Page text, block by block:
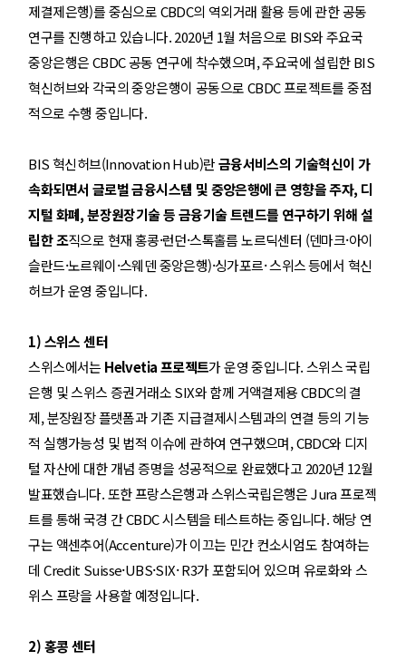
제결제은행)를 중심으로 CBDC의 역외거래 활용 등에 관한 공동
연구를 진행하고 있습니다. 2020년 1월 처음으로 BIS와 주요국
중앙은행은 CBDC 공동 연구에 착수했으며, 주요국에 설립한 BIS
혁신허브와 각국의 중앙은행이 공동으로 CBDC 프로젝트를 중점
적으로 수행 중입니다.
BIS 혁신허브(Innovation Hub)란금융서비스의 기술혁신이 가
속화되면서 글로벌 금융시스템 및 중앙은행에 큰 영향을 주자, 디
지털 화폐, 분장원장기술 등 금융기술 트렌드를 연구하기 위해 설
립한 조직으로 현재 홍콩·런던·스톡홀름 노르딕센터 (덴마크·아이
슬란드·노르웨이·스웨덴 중앙은행)·싱가포르·스위스등에서 혁신
허브가 운영 중입니다.
1) 스위스 센터
스위스에서는 Helvetia 프로젝트가 운영 중입니다. 스위스 국립
은행 및 스위스 증권거래소 SIX와 함께 거액결제용 CBDC의 결
제, 분장원장 플랫폼과 기존 지급결제시스템과의 연결 등의 기능
적 실행가능성 및 법적 이슈에 관하여 연구했으며, CBDC와 디지
털 자산에 대한 개념 증명을 성공적으로 완료했다고 2020년 12월
발표했습니다. 또한 프랑스은행과 스위스국립은행은 Jura 프로젝
트를 통해 국경 간 CBDC 시스템을 테스트하는 중입니다. 해당 연
구는 액센추어(Accenture)가 이끄는 민간 컨소시엄도 참여하는
데 Credit Suisse·UBS·SIX·R3가 포함되어 있으며 유로화와 스
위스 프랑을 사용할 예정입니다.
2) 홍콩 센터